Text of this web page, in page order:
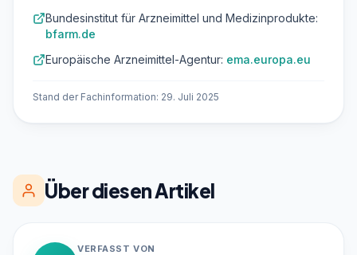
Bundesinstitut für Arzneimittel und Medizinprodukte:
bfarm.de
Europäische Arzneimittel-Agentur: ema.europa.eu
Stand der Fachinformation: 29. Juli 2025
Über diesen Artikel
VERFASST VON